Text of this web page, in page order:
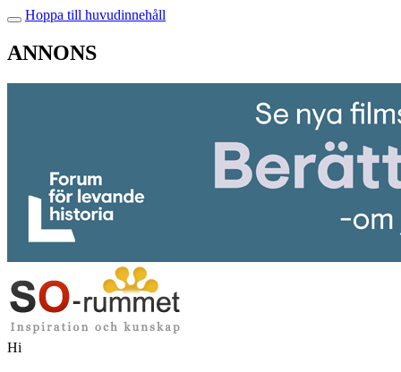
Hoppa till huvudinnehåll
ANNONS
Hi